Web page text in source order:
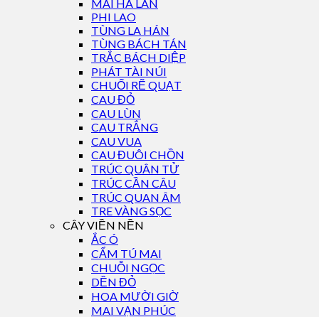
MAI HÀ LAN
PHI LAO
TÙNG LA HÁN
TÙNG BÁCH TÁN
TRẮC BÁCH DIỆP
PHÁT TÀI NÚI
CHUỐI RẼ QUẠT
CAU ĐỎ
CAU LÙN
CAU TRẮNG
CAU VUA
CAU ĐUÔI CHỒN
TRÚC QUÂN TỬ
TRÚC CẦN CÂU
TRÚC QUAN ÂM
TRE VÀNG SỌC
CÂY VIỀN NỀN
ẮC Ó
CẨM TÚ MAI
CHUỖI NGỌC
DỀN ĐỎ
HOA MƯỜI GIỜ
MAI VẠN PHÚC